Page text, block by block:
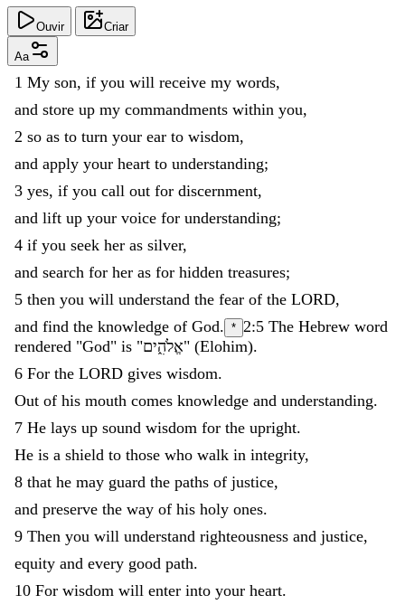
Ouvir Criar
Aa
1 My son, if you will receive my words,
and store up my commandments within you,
2 so as to turn your ear to wisdom,
and apply your heart to understanding;
3 yes, if you call out for discernment,
and lift up your voice for understanding;
4 if you seek her as silver,
and search for her as for hidden treasures;
5 then you will understand the fear of the LORD,
and find the knowledge of God. * 2:5 The Hebrew word
rendered "God" is "אֱלֹהִ֑ים" (Elohim).
6 For the LORD gives wisdom.
Out of his mouth comes knowledge and understanding.
7 He lays up sound wisdom for the upright.
He is a shield to those who walk in integrity,
8 that he may guard the paths of justice,
and preserve the way of his holy ones.
9 Then you will understand righteousness and justice,
equity and every good path.
10 For wisdom will enter into your heart.